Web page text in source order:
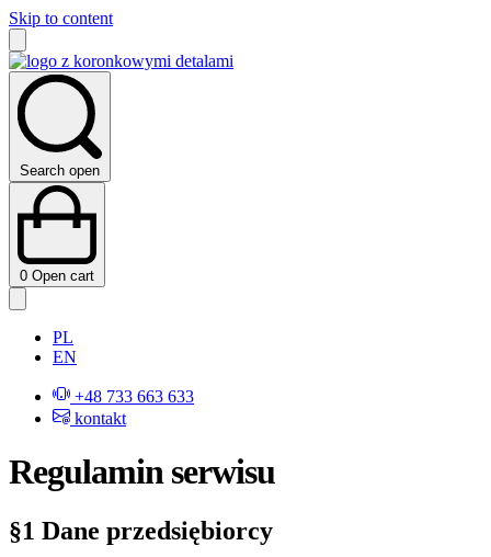
Skip to content
Search open
0 Open cart
PL
EN
+48 733 663 633
kontakt
Regulamin serwisu
§1 Dane przedsiębiorcy